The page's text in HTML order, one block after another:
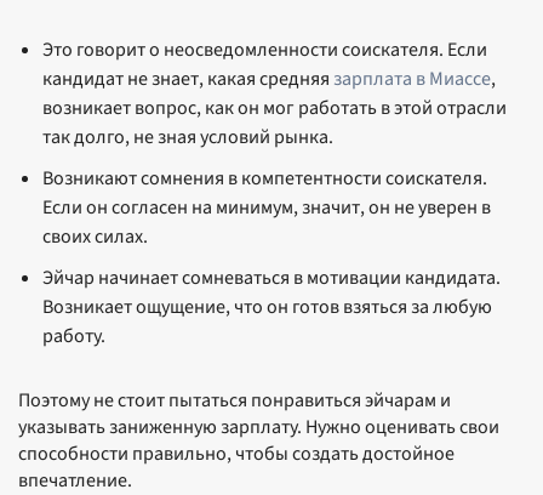
Это говорит о неосведомленности соискателя. Если
кандидат не знает, какая средняя зарплата в Миассе,
возникает вопрос, как он мог работать в этой отрасли
так долго, не зная условий рынка.
Возникают сомнения в компетентности соискателя.
Если он согласен на минимум, значит, он не уверен в
своих силах.
Эйчар начинает сомневаться в мотивации кандидата.
Возникает ощущение, что он готов взяться за любую
работу.
Поэтому не стоит пытаться понравиться эйчарам и
указывать заниженную зарплату. Нужно оценивать свои
способности правильно, чтобы создать достойное
впечатление.